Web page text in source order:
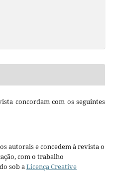
concordam com os seguintes
autorais e concedem à revista o
com o trabalho
sob aLicença Creative